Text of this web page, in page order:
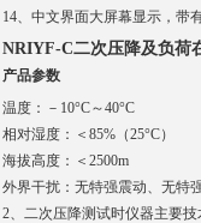
14、中文界面大屏幕显示，带
NRIYF-C二次压降及负荷
产品参数
温度：－10°C～40°C
相对湿度：＜85%（25°C）
海拔高度：＜2500m
外界干扰：无特强震动、无特
2、二次压降测试时仪器主要技